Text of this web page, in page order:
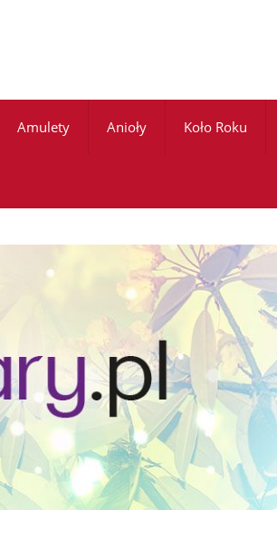
Amulety Anioły Koło Roku